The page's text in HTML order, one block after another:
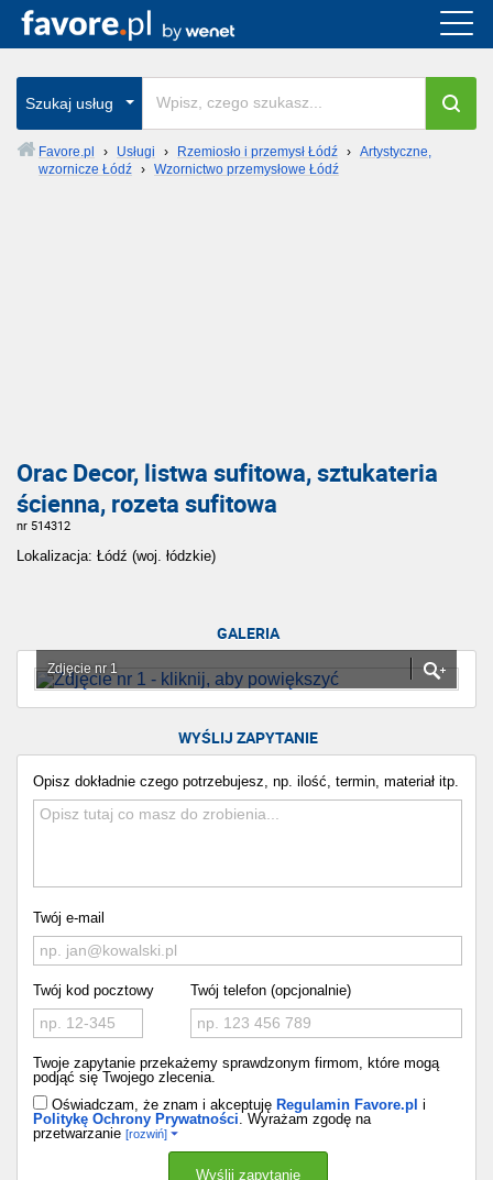
Szukaj usług
Favore.pl › Usługi › Rzemiosło i przemysł Łódź › Artystyczne,
wzornicze Łódź › Wzornictwo przemysłowe Łódź
Orac Decor, listwa sufitowa, sztukateria
ścienna, rozeta sufitowa
nr 514312
Lokalizacja: Łódź (woj. łódzkie)
GALERIA
Zdjęcie nr 1
WYŚLIJ ZAPYTANIE
Opisz dokładnie czego potrzebujesz, np. ilość, termin, materiał itp.
Twój e-mail
Twój kod pocztowy Twój telefon (opcjonalnie)
Twoje zapytanie przekażemy sprawdzonym firmom, które mogą
podjąć się Twojego zlecenia.
Oświadczam, że znam i akceptuję Regulamin Favore.pl i
Politykę Ochrony Prywatności . Wyrażam zgodę na
przetwarzanie [rozwiń]